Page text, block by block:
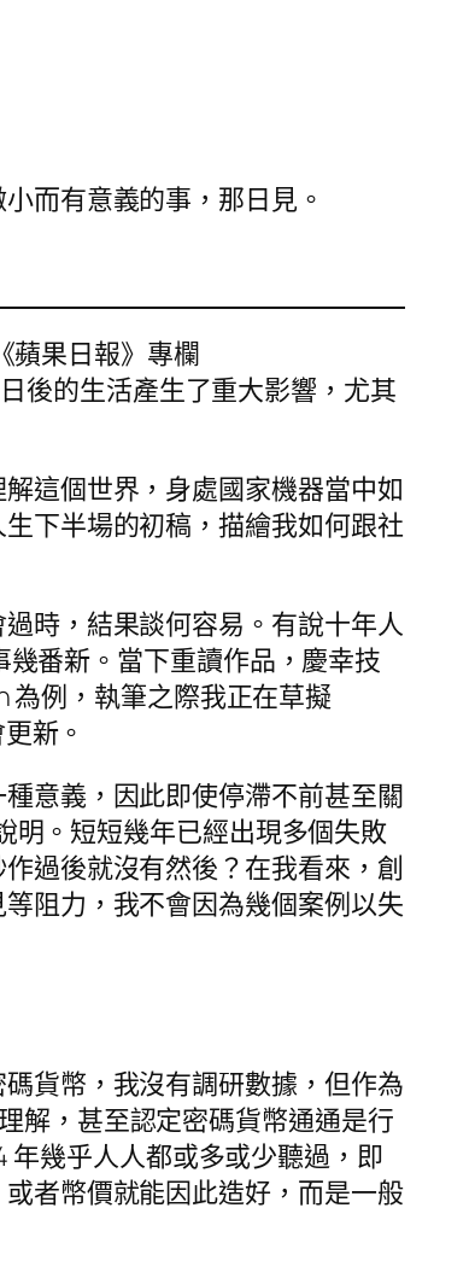
而有意義的事，那日見。
蘋果日報》專欄
後的生活產生了重大影響，尤其
這個世界，身處國家機器當中如
下半場的初稿，描繪我如何跟社
時，結果談何容易。有說十年人
番新。當下重讀作品，慶幸技
為例，執筆之際我正在草擬
新。
意義，因此即使停滯不前甚至關
明。短短幾年已經出現多個失敗
過後就沒有然後？在我看來，創
阻力，我不會因為幾個案例以失
貨幣，我沒有調研數據，但作為
解，甚至認定密碼貨幣通通是行
幾乎人人都或多或少聽過，即
者幣價就能因此造好，而是一般